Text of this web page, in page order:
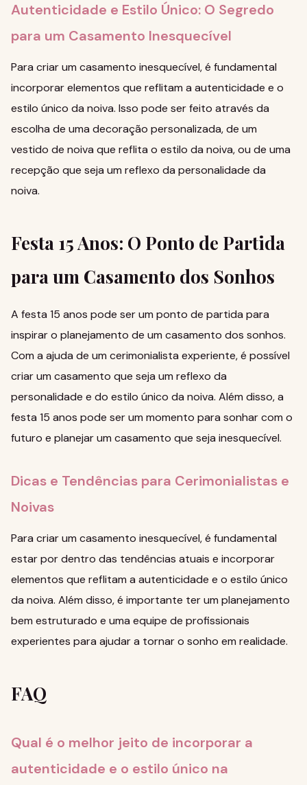
Autenticidade e Estilo Único: O Segredo
para um Casamento Inesquecível
Para criar um casamento inesquecível, é fundamental
incorporar elementos que reflitam a autenticidade e o
estilo único da noiva. Isso pode ser feito através da
escolha de uma decoração personalizada, de um
vestido de noiva que reflita o estilo da noiva, ou de uma
recepção que seja um reflexo da personalidade da
noiva.
Festa 15 Anos: O Ponto de Partida
para um Casamento dos Sonhos
A festa 15 anos pode ser um ponto de partida para
inspirar o planejamento de um casamento dos sonhos.
Com a ajuda de um cerimonialista experiente, é possível
criar um casamento que seja um reflexo da
personalidade e do estilo único da noiva. Além disso, a
festa 15 anos pode ser um momento para sonhar com o
futuro e planejar um casamento que seja inesquecível.
Dicas e Tendências para Cerimonialistas e
Noivas
Para criar um casamento inesquecível, é fundamental
estar por dentro das tendências atuais e incorporar
elementos que reflitam a autenticidade e o estilo único
da noiva. Além disso, é importante ter um planejamento
bem estruturado e uma equipe de profissionais
experientes para ajudar a tornar o sonho em realidade.
FAQ
Qual é o melhor jeito de incorporar a
autenticidade e o estilo único na